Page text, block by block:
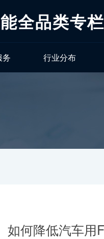
全品类专栏
务 行业分布
如何降低汽车用